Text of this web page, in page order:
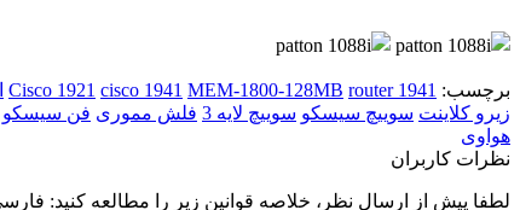
برچسب: Cisco 1921 cisco 1941 MEM-1800-128MB router 1941
زیرو کلاینت سوییچ سیسکو سوییچ لایه 3 فلش مموری فن سیسکو
هواوی
نظرات کاربران